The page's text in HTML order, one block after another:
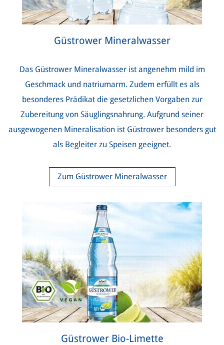
Güstrower Mineralwasser
Das Güstrower Mineralwasser ist angenehm mild im
Geschmack und natriumarm. Zudem erfüllt es als
besonderes Prädikat die gesetzlichen Vorgaben zur
Zubereitung von Säuglingsnahrung. Aufgrund seiner
ausgewogenen Mineralisation ist Güstrower besonders gut
als Begleiter zu Speisen geeignet.
Zum Güstrower Mineralwasser
Güstrower Bio-Limette